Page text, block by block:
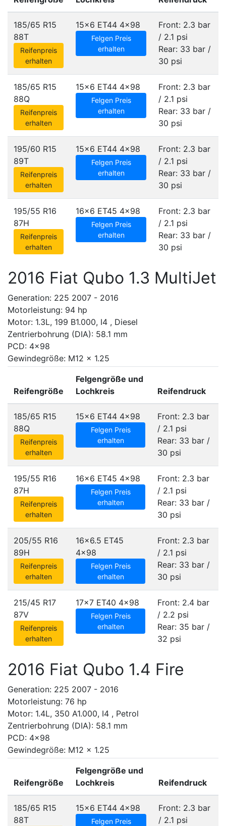
185/65 R15
88T
Reifenpreis
erhalten
15x6 ET44 4x98
Felgen Preis
erhalten
Front: 2.3 bar
/ 2.1 psi
Rear: 33 bar /
30 psi
185/65 R15
88Q
Reifenpreis
erhalten
15x6 ET44 4x98
Felgen Preis
erhalten
Front: 2.3 bar
/ 2.1 psi
Rear: 33 bar /
30 psi
195/60 R15
89T
Reifenpreis
erhalten
15x6 ET44 4x98
Felgen Preis
erhalten
Front: 2.3 bar
/ 2.1 psi
Rear: 33 bar /
30 psi
195/55 R16
87H
Reifenpreis
erhalten
16x6 ET45 4x98
Felgen Preis
erhalten
Front: 2.3 bar
/ 2.1 psi
Rear: 33 bar /
30 psi
2016 Fiat Qubo 1.3 MultiJet
Generation: 225 2007 - 2016
Motorleistung: 94 hp
Motor: 1.3L, 199 B1.000, I4 , Diesel
Zentrierbohrung (DIA): 58.1 mm
PCD: 4x98
Gewindegröße: M12 x 1.25
Reifengröße
Felgengröße und
Lochkreis
Reifendruck
185/65 R15
88Q
Reifenpreis
erhalten
15x6 ET44 4x98
Felgen Preis
erhalten
Front: 2.3 bar
/ 2.1 psi
Rear: 33 bar /
30 psi
195/55 R16
87H
Reifenpreis
erhalten
16x6 ET45 4x98
Felgen Preis
erhalten
Front: 2.3 bar
/ 2.1 psi
Rear: 33 bar /
30 psi
205/55 R16
89H
Reifenpreis
erhalten
16x6.5 ET45
4x98
Felgen Preis
erhalten
Front: 2.3 bar
/ 2.1 psi
Rear: 33 bar /
30 psi
215/45 R17
87V
Reifenpreis
erhalten
17x7 ET40 4x98
Felgen Preis
erhalten
Front: 2.4 bar
/ 2.2 psi
Rear: 35 bar /
32 psi
2016 Fiat Qubo 1.4 Fire
Generation: 225 2007 - 2016
Motorleistung: 76 hp
Motor: 1.4L, 350 A1.000, I4 , Petrol
Zentrierbohrung (DIA): 58.1 mm
PCD: 4x98
Gewindegröße: M12 x 1.25
Reifengröße
Felgengröße und
Lochkreis
Reifendruck
185/65 R15
88T
15x6 ET44 4x98
Felgen Preis
Front: 2.3 bar
/ 2.1 psi